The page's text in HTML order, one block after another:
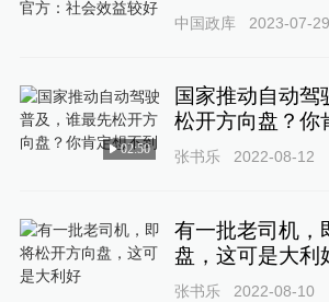
中国政库 2023-07-29
02:50
国家推动自动驾
松开方向盘？你
张书乐 2022-08-12
有一批老司机，
盘，这可是大利
张书乐 2022-08-10